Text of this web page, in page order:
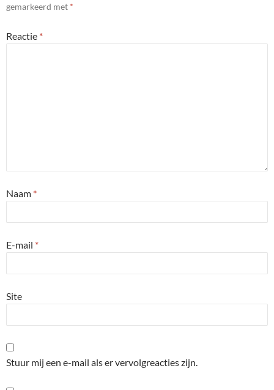
gemarkeerd met *
Reactie *
Naam *
E-mail *
Site
Stuur mij een e-mail als er vervolgreacties zijn.